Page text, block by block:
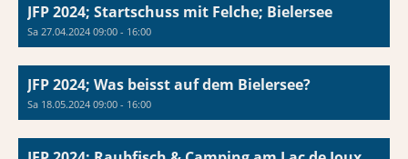
JFP 2024; Startschuss mit Felche; Bielersee
Sa 27.04.2024 09:00 - 16:00
JFP 2024; Was beisst auf dem Bielersee?
Sa 18.05.2024 09:00 - 16:00